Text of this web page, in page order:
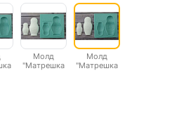
Молд
"Матрешка
Молд
"Матрешка